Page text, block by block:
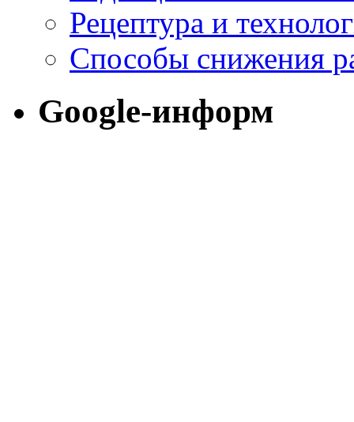
Рецептура и
Способы снижения
Google-информ